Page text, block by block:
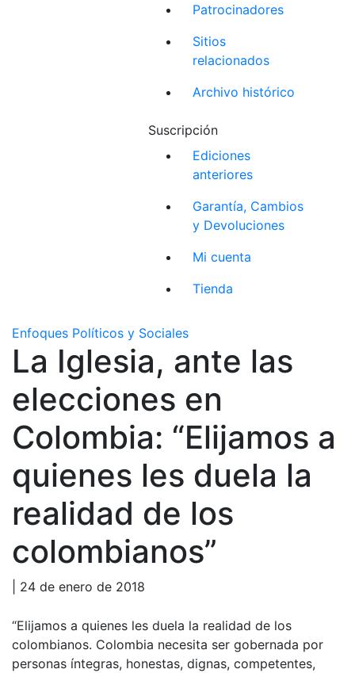
Patrocinadores
Sitios
relacionados
Archivo histórico
Suscripción
Ediciones
anteriores
Garantía, Cambios
y Devoluciones
Mi cuenta
Tienda
Enfoques Políticos y Sociales
La Iglesia, ante las
elecciones en
Colombia: “Elijamos a
quienes les duela la
realidad de los
colombianos”
| 24 de enero de 2018
“Elijamos a quienes les duela la realidad de los
colombianos. Colombia necesita ser gobernada por
personas íntegras, honestas, dignas, competentes,